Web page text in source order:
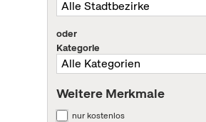
oder
Kategorie
Weitere Merkmale
nur kostenlos